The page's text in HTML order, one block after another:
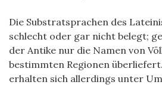
Die Substratsprachen des
schlecht oder gar nicht belegt;
der Antike nur die Namen von
bestimmten Regionen
erhalten sich allerdings unter